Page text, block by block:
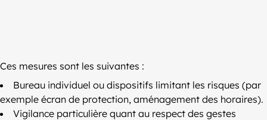
Ces mesures sont les suivantes :
Bureau individuel ou dispositifs limitant les risques (par
exemple écran de protection, aménagement des horaires).
Vigilance particulière quant au respect des gestes